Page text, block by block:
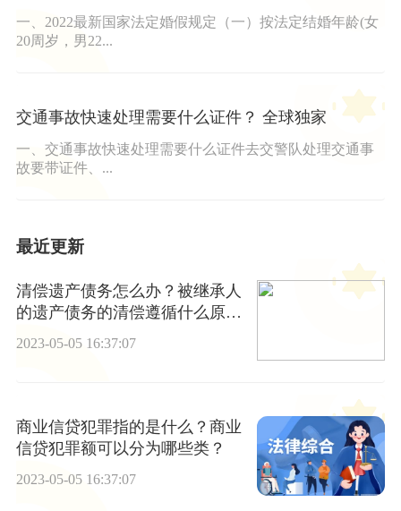
一、2022最新国家法定婚假规定（一）按法定结婚年龄(女
20周岁，男22...
交通事故快速处理需要什么证件？ 全球独家
一、交通事故快速处理需要什么证件去交警队处理交通事
故要带证件、...
最近更新
清偿遗产债务怎么办？被继承人
的遗产债务的清偿遵循什么原
则？
2023-05-05 16:37:07
商业信贷犯罪指的是什么？商业
信贷犯罪额可以分为哪些类？
2023-05-05 16:37:07